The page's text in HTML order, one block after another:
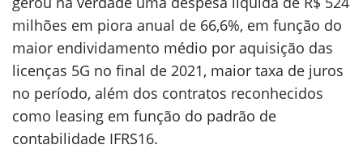
milhões em piora anual de 66,6%, em função do
maior endividamento médio por aquisição das
licenças 5G no final de 2021, maior taxa de juros
no período, além dos contratos reconhecidos
como leasing em função do padrão de
contabilidade IFRS16.